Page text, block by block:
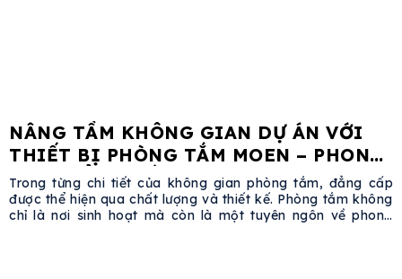
NÂNG TẦM KHÔNG GIAN DỰ ÁN VỚI
THIẾT BỊ PHÒNG TẮM MOEN – PHONG
CÁCH ĐẲNG CẤP TỪ MỸ
Trong từng chi tiết của không gian phòng tắm, đẳng cấp
được thể hiện qua chất lượng và thiết kế. Phòng tắm không
chỉ là nơi sinh hoạt mà còn là một tuyên ngôn về phong